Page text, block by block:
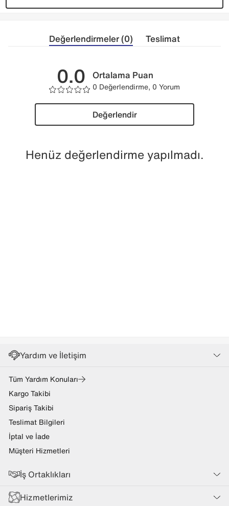
Değerlendirmeler (0) Teslimat
0.0 Ortalama Puan
0 Değerlendirme, 0 Yorum
Değerlendir
Henüz değerlendirme yapılmadı.
Yardım ve İletişim
Tüm Yardım Konuları
Kargo Takibi
Sipariş Takibi
Teslimat Bilgileri
İptal ve İade
Müşteri Hizmetleri
İş Ortaklıkları
Hizmetlerimiz